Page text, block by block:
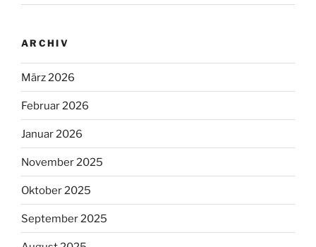
ARCHIV
März 2026
Februar 2026
Januar 2026
November 2025
Oktober 2025
September 2025